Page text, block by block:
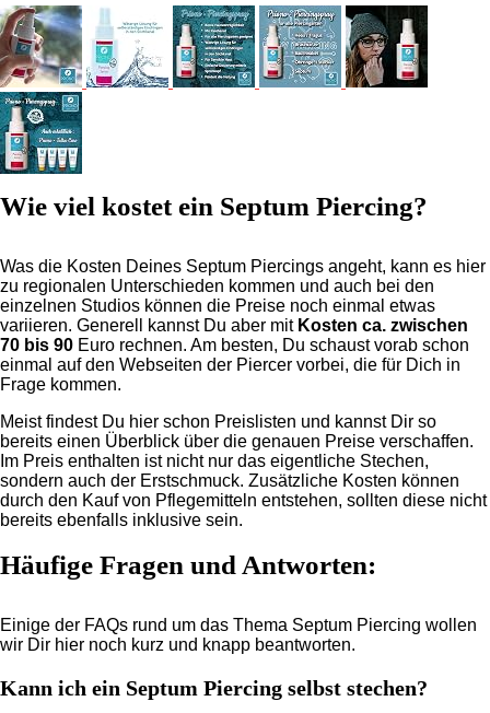
Wie viel kostet ein Septum Piercing?
Was die Kosten Deines Septum Piercings angeht, kann es hier
zu regionalen Unterschieden kommen und auch bei den
einzelnen Studios können die Preise noch einmal etwas
variieren. Generell kannst Du aber mit Kosten ca. zwischen
70 bis 90 Euro rechnen. Am besten, Du schaust vorab schon
einmal auf den Webseiten der Piercer vorbei, die für Dich in
Frage kommen.
Meist findest Du hier schon Preislisten und kannst Dir so
bereits einen Überblick über die genauen Preise verschaffen.
Im Preis enthalten ist nicht nur das eigentliche Stechen,
sondern auch der Erstschmuck. Zusätzliche Kosten können
durch den Kauf von Pflegemitteln entstehen, sollten diese nicht
bereits ebenfalls inklusive sein.
Häufige Fragen und Antworten:
Einige der FAQs rund um das Thema Septum Piercing wollen
wir Dir hier noch kurz und knapp beantworten.
Kann ich ein Septum Piercing selbst stechen?